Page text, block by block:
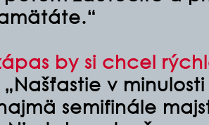
by si chcel
„Našťastie v
semifinále